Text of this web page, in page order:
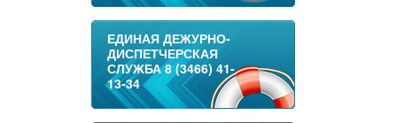
ЕДИНАЯ ДЕЖУРНО-
ДИСПЕТЧЕРСКАЯ
СЛУЖБА 8 (3466) 41-
13-34